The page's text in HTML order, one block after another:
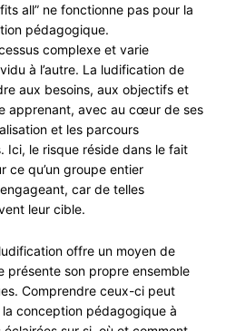
all” ne fonctionne pas pour la
pédagogique.
complexe et varie
à l’autre. La ludification de
aux besoins, aux objectifs et
apprenant, avec au cœur de ses
et les parcours
Ici, le risque réside dans le fait
ce qu’un groupe entier
car de telles
leur cible.
offre un moyen de
présente son propre ensemble
Comprendre ceux-ci peut
conception pédagogique à